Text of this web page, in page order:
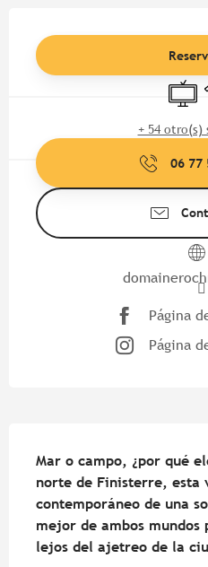
+ 54 otro(s)
06 77
Página
Página
Mar o campo, ¿por qué
norte de Finisterre, esta
contemporáneo de una
mejor de ambos
lejos del ajetreo de la